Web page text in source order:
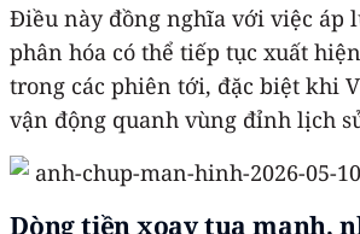
Điều này đồng nghĩa với việc áp
phân hóa có thể tiếp tục xuất
trong các phiên tới, đặc biệt khi
vận động quanh vùng đỉnh lịch
Dòng tiền xoay tua mạnh,